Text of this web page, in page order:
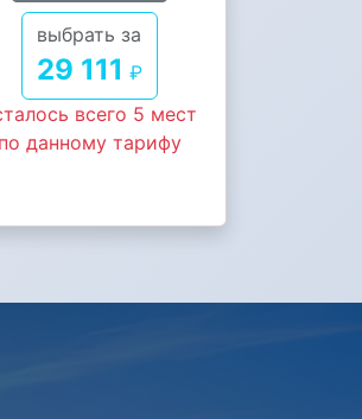
выбрать за
29 111 ₽
всего 5 мест
по данному тарифу